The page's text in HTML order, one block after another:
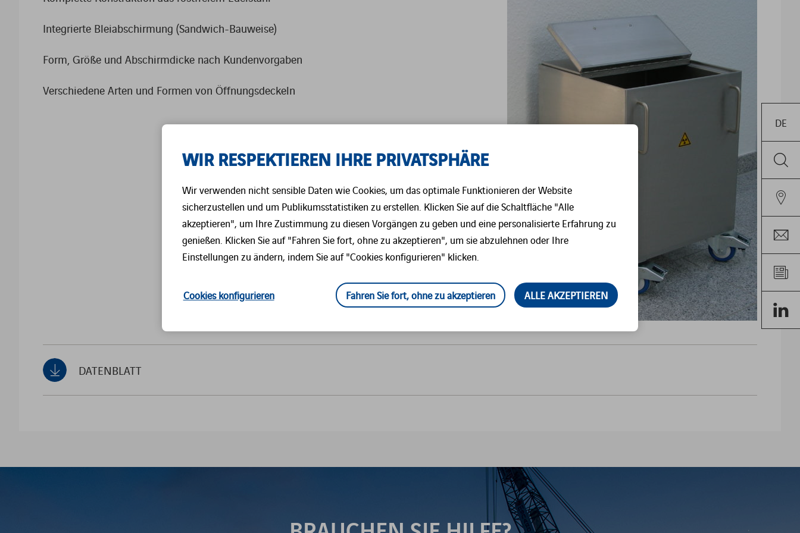
SOFTWARELÖSUNGEN
DE
Integrierte Bleiabschirmung (Sandwich-Bauweise)
Form, Größe und Abschirmdicke nach Kundenvorgaben
Verschiedene Arten und Formen von Öffnungsdeckeln
DATENBLATT
WIR RESPEKTIEREN IHRE PRIVATSPHÄRE
Wir verwenden nicht sensible Daten wie Cookies, um das optimale Funktionieren der Website
sicherzustellen und um Publikumsstatistiken zu erstellen. Klicken Sie auf die Schaltfläche "Alle
akzeptieren", um Ihre Zustimmung zu diesen Vorgängen zu geben und eine personalisierte Erfahrung zu
genießen. Klicken Sie auf "Fahren Sie fort, ohne zu akzeptieren", um sie abzulehnen oder Ihre
Einstellungen zu ändern, indem Sie auf "Cookies konfigurieren" klicken.
ALLE AKZEPTIEREN
Fahren Sie fort, ohne zu akzeptieren
Cookies konfigurieren